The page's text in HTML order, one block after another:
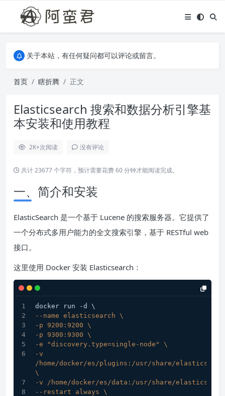
关于本站，有任何疑问都可以评论或留言。
关于本站，有任何疑问都可以评论或留言。
首页
瞎折腾 正文
Elasticsearch 搜索和数据分析引擎基
本安装和使用教程
2K+次阅读 没有评论
共计 23677 个字符，预计需要花费 60 分钟才能阅读完成。
一、简介和安装
ElasticSearch 是一个基于 Lucene 的搜索服务器。它提供了
一个分布式多用户能力的全文搜索引擎，基于 RESTful web
接口。
这里使用 Docker 安装 Elasticsearch：
docker run -d \
--name elasticsearch \
-p 9200:9200 \
-p 9300:9300 \
-e "discovery.type=single-node" \
-v
/home/docker/es/plugins:/usr/share/
\
-v /home/docker/es/data:/usr/share/
--restart always \